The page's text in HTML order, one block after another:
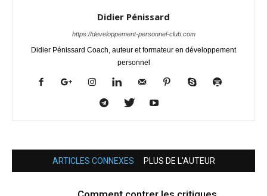
Didier Pénissard
https://developpement-personnel-club.com
Didier Pénissard Coach, auteur et formateur en développement
personnel
ARTICLES CONNEXES PLUS DE L'AUTEUR